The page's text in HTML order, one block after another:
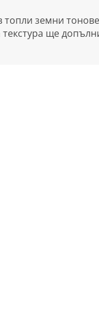
земни
ще